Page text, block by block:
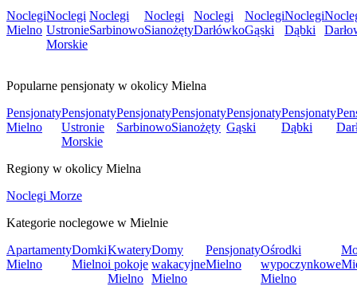
Noclegi
Mielno
Noclegi
Ustronie
Morskie
Noclegi
Sarbinowo
Noclegi
Sianożęty
Noclegi
Darłówko
Noclegi
Gąski
Noclegi
Dąbki
Popularne pensjonaty w okolicy Mielna
Pensjonaty
Mielno
Pensjonaty
Ustronie
Morskie
Pensjonaty
Sarbinowo
Pensjonaty
Sianożęty
Pensjonaty
Gąski
Pensjonaty
Dąbki
Regiony w okolicy Mielna
Noclegi Morze
Kategorie noclegowe w Mielnie
Apartamenty
Mielno
Domki
Mielno
Kwatery
i pokoje
Mielno
Domy
wakacyjne
Mielno
Pensjonaty
Mielno
Ośrodki
wypoczynkowe
Mielno